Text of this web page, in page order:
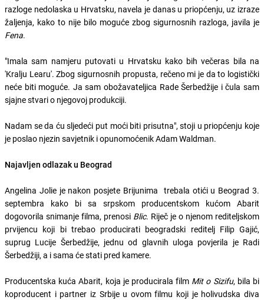
razloge nedolaska u Hrvatsku, navela je danas u priopćenju, uz izraze
žaljenja, kako to nije bilo moguće zbog sigurnosnih razloga, javila je
Fena.
"Imala sam namjeru putovati u Hrvatsku kako bih večeras bila na
'Kralju Learu'. Zbog sigurnosnih propusta, rečeno mi je da to logistički
neće biti moguće. Ja sam obožavateljica Rade Šerbedžije i čula sam
sjajne stvari o njegovoj produkciji.
Nadam se da ću sljedeći put moći biti prisutna", stoji u priopćenju koje
je poslao njezin savjetnik i opunomoćenik Adam Waldman.
Najavljen odlazak u Beograd
Angelina Jolie je nakon posjete Brijunima trebala otići u Beograd 3.
septembra kako bi sa srpskom producentskom kućom Abarit
dogovorila snimanje filma, prenosi Blic. Riječ je o njenom rediteljskom
prvijencu koji bi trebao producirati beogradski reditelj Filip Gajić,
suprug Lucije Šerbedžije, jednu od glavnih uloga povjerila je Radi
Šerbedžiji, a i sama će stati pred kamere.
Producentska kuća Abarit, koja je producirala film Mit o Sizifu, bila bi
koproducent i partner iz Srbije u ovom filmu koji je holivudska diva